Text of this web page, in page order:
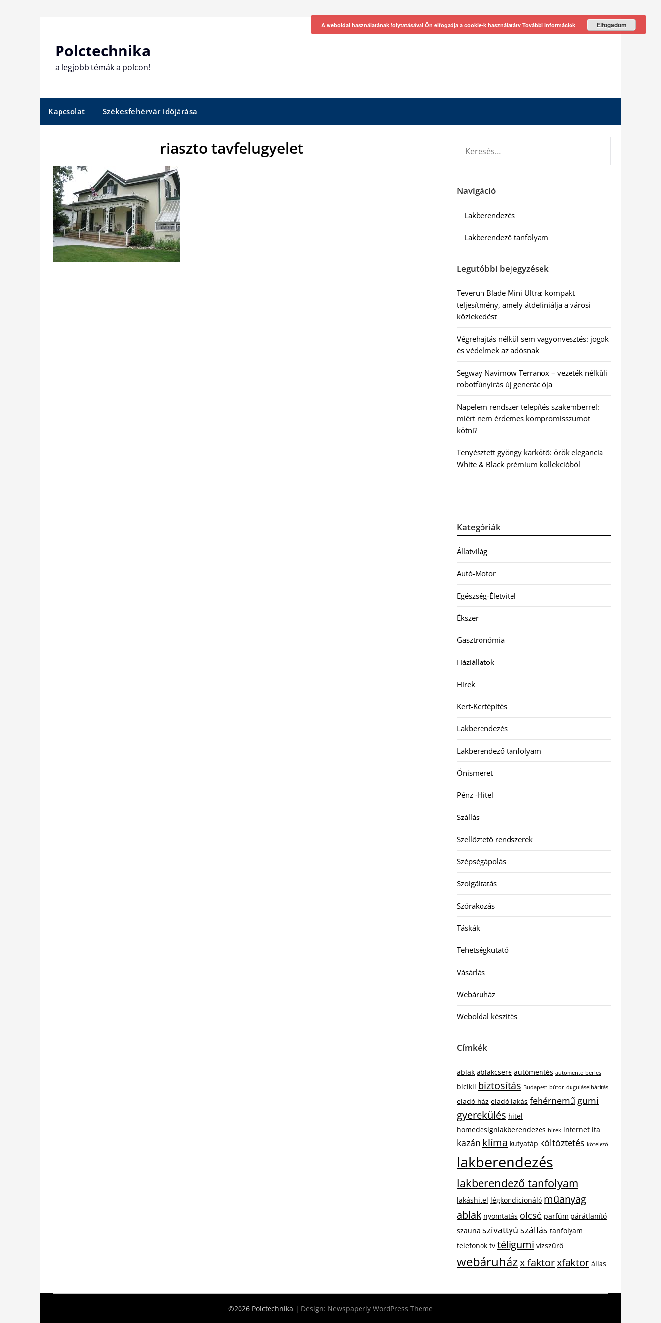
Polctechnika
a legjobb témák a polcon!
Kapcsolat Székesfehérvár időjárása
riaszto tavfelugyelet
Navigáció
Lakberendezés
Lakberendező tanfolyam
Legutóbbi bejegyzések
Teverun Blade Mini Ultra: kompakt
teljesítmény, amely átdefiniálja a városi
közlekedést
Végrehajtás nélkül sem vagyonvesztés: jogok
és védelmek az adósnak
Segway Navimow Terranox – vezeték nélküli
robotfűnyírás új generációja
Napelem rendszer telepítés szakemberrel:
miért nem érdemes kompromisszumot
kötni?
Tenyésztett gyöngy karkötő: örök elegancia
White & Black prémium kollekcióból
Kategóriák
Állatvilág
Autó-Motor
Egészség-Életvitel
Ékszer
Gasztronómia
Háziállatok
Hírek
Kert-Kertépítés
Lakberendezés
Lakberendező tanfolyam
Önismeret
Pénz -Hitel
Szállás
Szellőztető rendszerek
Szépségápolás
Szolgáltatás
Szórakozás
Táskák
Tehetségkutató
Vásárlás
Webáruház
Weboldal készítés
Címkék
ablak ablakcsere autómentés autómentő bérlés
bicikli biztosítás Budapest bútor duguláselhárítás
eladó ház eladó lakás fehérnemű gumi
gyerekülés hitel
homedesignlakberendezes hírek internet ital
kazán klíma kutyatáp költöztetés kötelező
lakberendezés
lakberendező tanfolyam
lakáshitel légkondicionáló műanyag
ablak nyomtatás olcsó parfüm párátlanító
szauna szivattyú szállás tanfolyam
telefonok tv téligumi vízszűrő
webáruházx faktorxfaktor állás
©2026 Polctechnika | Design: Newspaperly WordPress Theme
A weboldal használatának folytatásával Ön elfogadja a cookie-k használatátv További információk Elfogadom